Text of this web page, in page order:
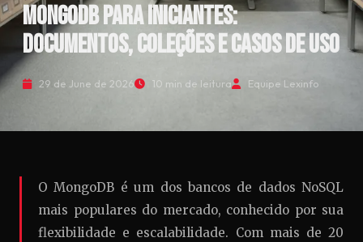
MongoDB para iniciantes:
documentos, coleções e casos de uso
29 de June de 2026 10 min de leitura Equipe Lexinfo
O MongoDB é um dos bancos de dados NoSQL
mais populares do mercado, conhecido por sua
flexibilidade e escalabilidade. Com mais de 20